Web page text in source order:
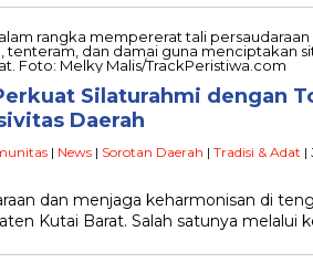
Silaturahmi dengan
Daerah
| News | Sorotan Daerah | Tradisi & Adat |
dan menjaga keharmonisan di
Kutai Barat. Salah satunya melalui